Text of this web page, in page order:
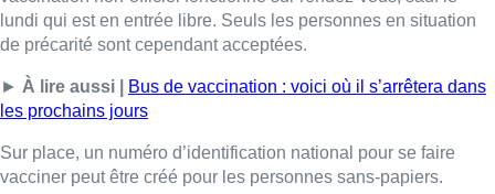
Delmée
Berchem-Sainte-Agathe: un tram
déraille à l’arrêt Vereman, la ligne 9